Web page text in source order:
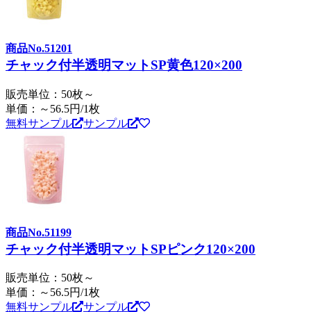
商品No.51201
チャック付半透明マットSP黄色120×200
販売単位：50枚～
単価：～56.5円/1枚
無料サンプル
サンプル
商品No.51199
チャック付半透明マットSPピンク120×200
販売単位：50枚～
単価：～56.5円/1枚
無料サンプル
サンプル